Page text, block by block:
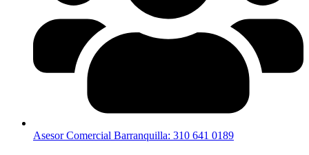
Asesor Comercial Barranquilla: 310 641 0189